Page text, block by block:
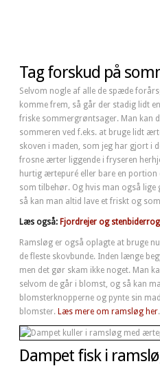
Tag forskud på
Selvom nogle af alle de spæde
komme frem, så går der stadig lidt
friske sommergrøntsager. Man kan
sommeren ved f.eks. at bruge lidt
skoven i maden, som jeg har gjort i
frosne ærter liggende i fryseren
hurtig ærtepuré eller bare en
som tilbehør. Og hvis man også
så kan man altid lave et friskt og
Læs også: Fjordrejer og
Ramsløg er også oplagte at bruge
de fleste skovbunde. Inden længe
men det gør skam ikke noget. Man
selvom de går i blomst, og så kan
blomsterknopperne og pynte sin
blomster. Læs mere om ramsløg her.
Dampet fisk i